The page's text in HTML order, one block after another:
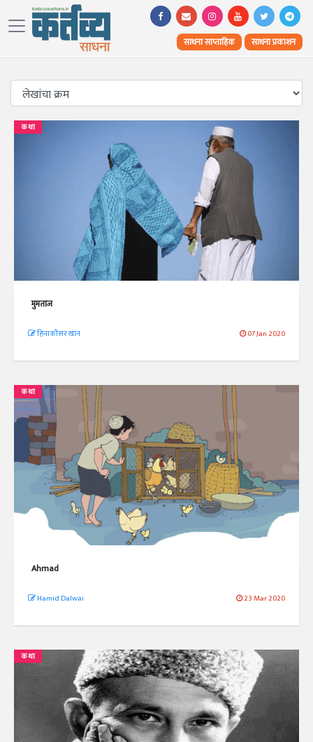
साधना साप्ताहिक साधना प्रकाशन
कथा
मुमताज
हिनाकौसर खान 07 Jan 2020
कथा
Ahmad
Hamid Dalwai 23 Mar 2020
कथा